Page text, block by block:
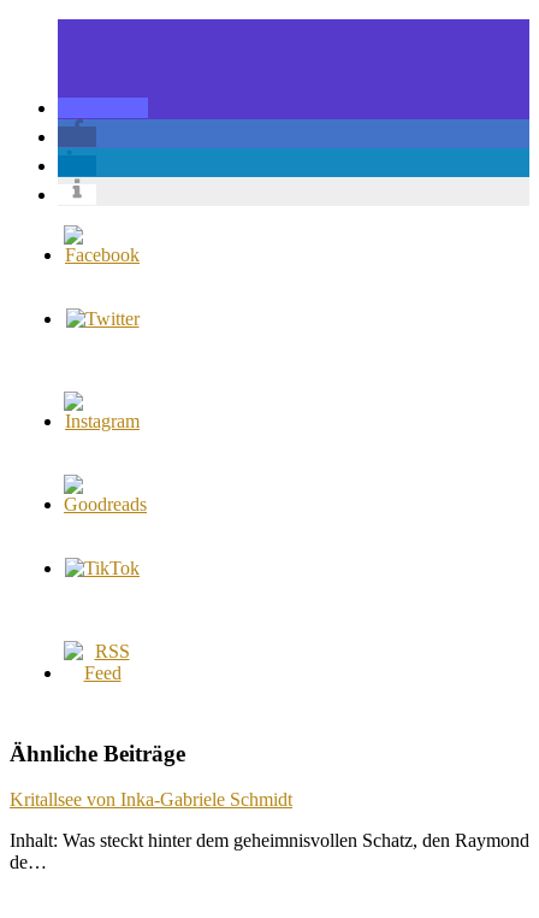
Ähnliche Beiträge
Kritallsee von Inka-Gabriele Schmidt
Inhalt: Was steckt hinter dem geheimnisvollen Schatz, den Raymond
de…